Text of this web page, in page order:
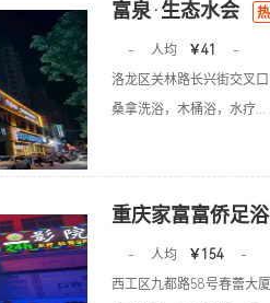
富泉·生态水会 热
- 人均 ￥41
-
洛龙区关林路长兴街交叉
桑拿洗浴，木桶浴，水疗...
重庆家富富侨足
- 人均 ￥154
-
西工区九都路58号春蕾大